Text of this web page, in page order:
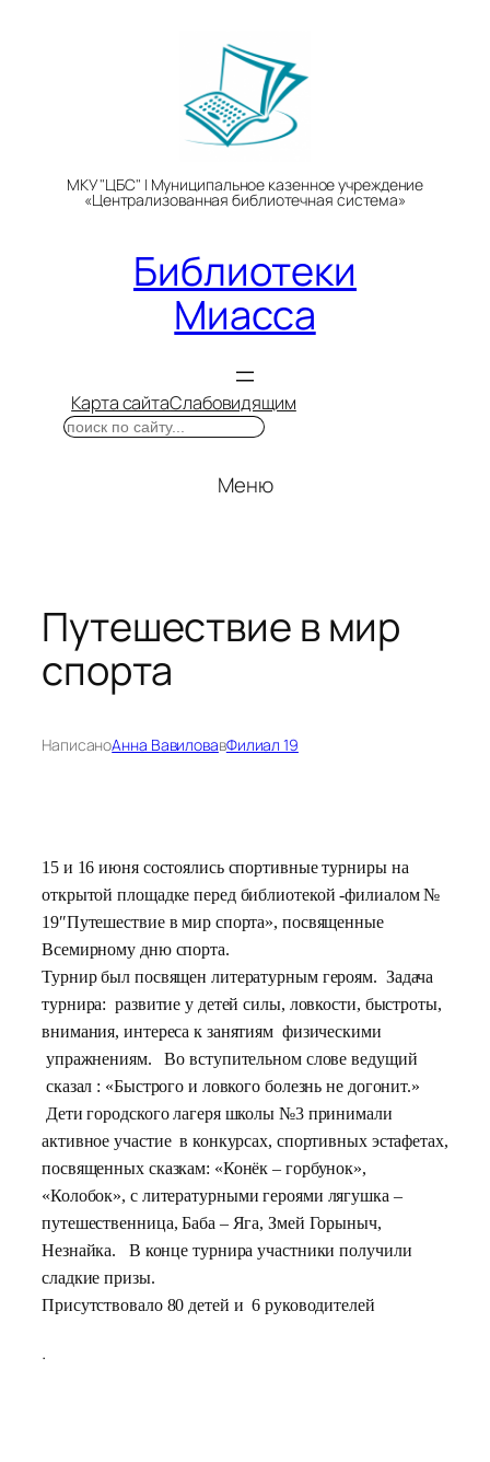
МКУ "ЦБС" | Муниципальное казенное учреждение
«Централизованная библиотечная система»
Библиотеки
Миасса
Карта сайтаСлабовидящим
Поиск
Меню
Путешествие в мир
спорта
НаписаноАнна ВавиловавФилиал 19
15 и 16 июня состоялись спортивные турниры на
открытой площадке перед библиотекой -филиалом №
19″Путешествие в мир спорта», посвященные
Всемирному дню спорта.
Турнир был посвящен литературным героям. Задача
турнира: развитие у детей силы, ловкости, быстроты,
внимания, интереса к занятиям физическими
упражнениям. Во вступительном слове ведущий
сказал : «Быстрого и ловкого болезнь не догонит.»
Дети городского лагеря школы №3 принимали
активное участие в конкурсах, спортивных эстафетах,
посвященных сказкам: «Конёк – горбунок»,
«Колобок», с литературными героями лягушка –
путешественница, Баба – Яга, Змей Горыныч,
Незнайка.
В конце турнира участники получили
сладкие призы.
Присутствовало 80 детей и 6 руководителей
.